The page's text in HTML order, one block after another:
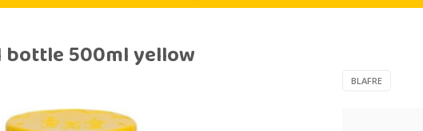
500ml yellow
BLAFRE